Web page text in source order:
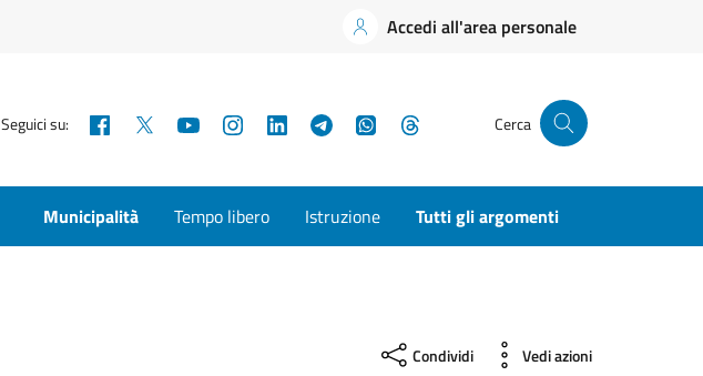
Accedi all'area personale
Seguici su: Facebook YouTubeInstagramLinkedInTelegramWhatsApp Cerca
Municipalità Tempo libero Istruzione Tutti gli argomenti
Condividi Vedi azioni